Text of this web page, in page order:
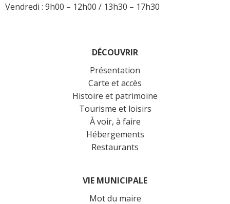
Vendredi : 9h00 – 12h00 / 13h30 – 17h30
DÉCOUVRIR
Présentation
Carte et accès
Histoire et patrimoine
Tourisme et loisirs
À voir, à faire
Hébergements
Restaurants
VIE MUNICIPALE
Mot du maire